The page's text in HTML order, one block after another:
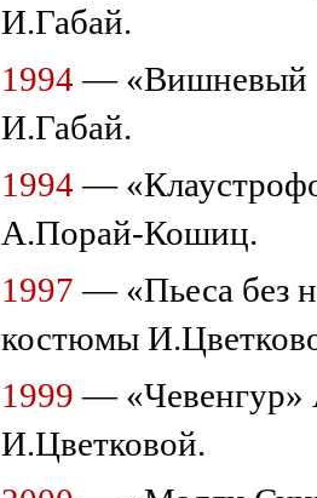
И.Габай.
1994 — «Вишневый
И.Габай.
1994 —
А.Порай-Кошиц.
1997 — «Пьеса без
костюмы
1999 — «Чевенгур»
И.Цветковой.